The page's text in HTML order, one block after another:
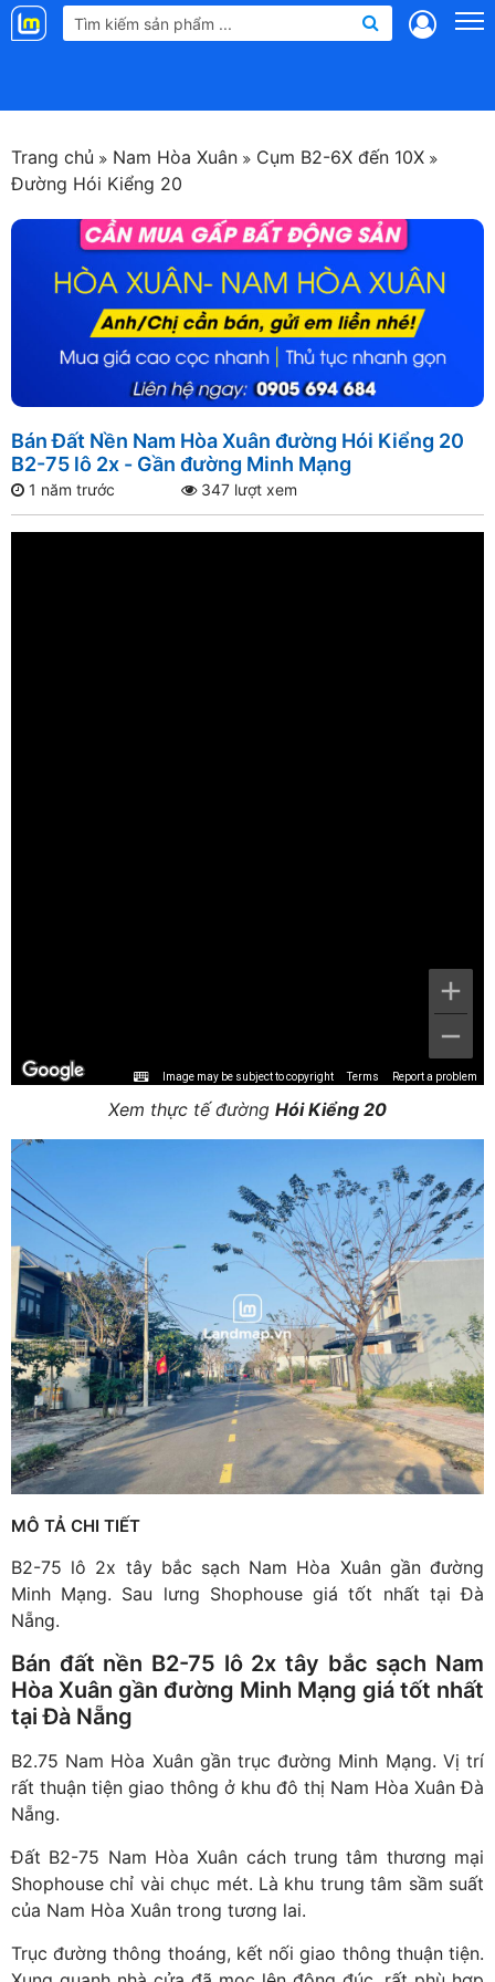
Landmap
Trang chủ Nam Hòa Xuân
Cụm B2-6X đến 10X
Đường Hói Kiểng 20
Bán Đất Nền Nam Hòa Xuân đường Hói Kiểng 20
B2-75 lô 2x - Gần đường Minh Mạng
1 năm trước 347 lượt xem
Image may be subject to copyright Terms Report a problem
Xem thực tế đường Hói Kiểng 20
MÔ TẢ CHI TIẾT
B2-75 lô 2x tây bắc sạch Nam Hòa Xuân gần đường
Minh Mạng. Sau lưng Shophouse giá tốt nhất tại Đà
Nẵng.
Bán đất nền B2-75 lô 2x tây bắc sạch Nam
Hòa Xuân gần đường Minh Mạng giá tốt nhất
tại Đà Nẵng
B2.75 Nam Hòa Xuân gần trục đường Minh Mạng. Vị trí
rất thuận tiện giao thông ở khu đô thị Nam Hòa Xuân Đà
Nẵng.
Đất B2-75 Nam Hòa Xuân cách trung tâm thương mại
Shophouse chỉ vài chục mét. Là khu trung tâm sầm suất
của Nam Hòa Xuân trong tương lai.
Trục đường thông thoáng, kết nối giao thông thuận tiện.